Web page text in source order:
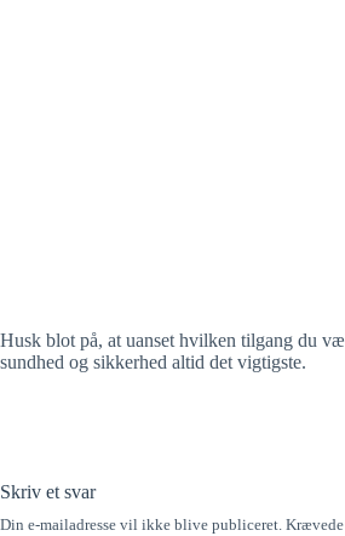
Husk blot på, at uanset hvilken tilgang du
sundhed og sikkerhed altid det vigtigste.
Skriv et svar
Din e-mailadresse vil ikke blive publiceret. Krævede